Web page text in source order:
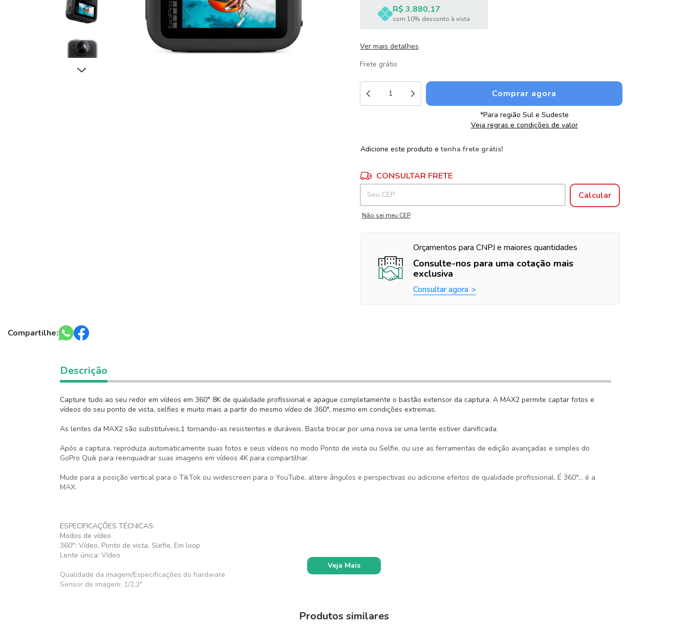
R$ 3.880,17
com 10% desconto à vista
Ver mais detalhes
Frete grátis
*Para região Sul e Sudeste
Veja regras e condições de valor
Adicione este produto etenha frete grátis!
Entregas para o CEP:
CONSULTAR FRETE
Calcular
Não sei meu CEP
Orçamentos para CNPJ e maiores quantidades
Consulte-nos para uma cotação mais
exclusiva
Consultar agora
Compartilhe:
Descrição
Capture tudo ao seu redor em vídeos em 360° 8K de qualidade profissional e apague completamente o bastão extensor da captura. A MAX2 permite captar fotos e
vídeos do seu ponto de vista, selfies e muito mais a partir do mesmo vídeo de 360°, mesmo em condições extremas.
As lentes da MAX2 são substituíveis,1 tornando-as resistentes e duráveis. Basta trocar por uma nova se uma lente estiver danificada.
Após a captura, reproduza automaticamente suas fotos e seus vídeos no modo Ponto de vista ou Selfie, ou use as ferramentas de edição avançadas e simples do
GoPro Quik para reenquadrar suas imagens em vídeos 4K para compartilhar.
Mude para a posição vertical para o TikTok ou widescreen para o YouTube, altere ângulos e perspectivas ou adicione efeitos de qualidade profissional. É 360°... é a
MAX.
ESPECIFICAÇÕES TÉCNICAS:
Modos de vídeo
360°: Vídeo, Ponto de vista, Slefie, Em loop
Lente única: Vídeo
Qualidade da imagem/Especificações do hardware
Sensor de imagem: 1/2,3"
Veja Mais
Produtos similares